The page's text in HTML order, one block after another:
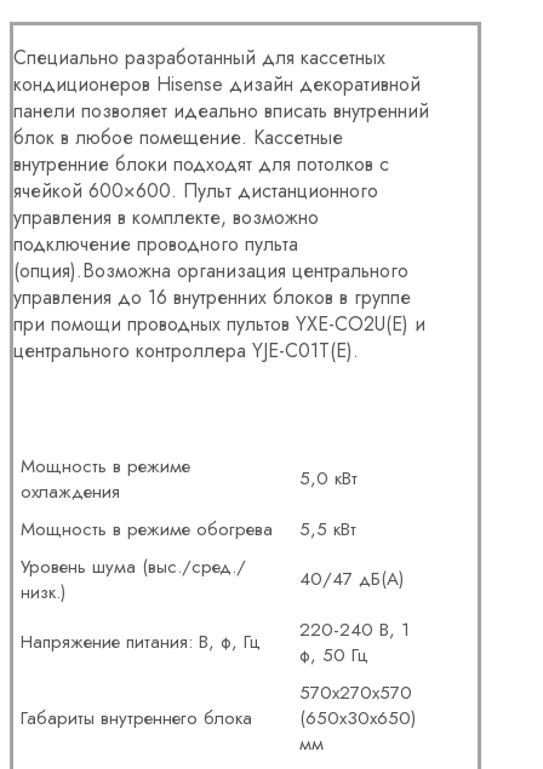
Специально разработанный для кассетных
кондиционеров Hisense дизайн декоративной
панели позволяет идеально вписать внутренний
блок в любое помещение. Кассетные
внутренние блоки подходят для потолков с
ячейкой 600×600. Пульт дистанционного
управления в комплекте, возможно
подключение проводного пульта
(опция).Возможна организация центрального
управления до 16 внутренних блоков в группе
при помощи проводных пультов YXE-CO2U(E) и
центрального контроллера YJE-C01T(E).
Мощность в режиме
охлаждения
5,0 кВт
Мощность в режиме обогрева
5,5 кВт
Уровень шума (выс./сред./
низк.)
40/47 дБ(А)
Напряжение питания: В, ф, Гц
220-240 В, 1
ф, 50 Гц
Габариты внутреннего блока
570x270x570
(650x30x650)
мм